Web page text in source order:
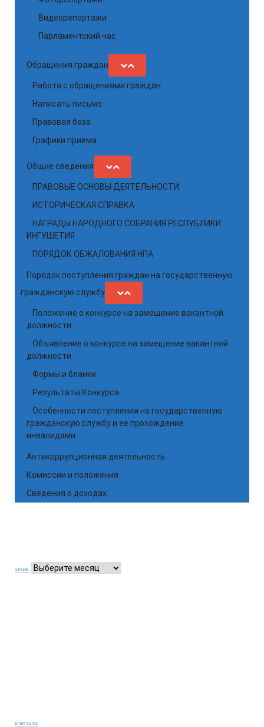
Видеорепортажи
Парламентский час
Обращения граждан
Работа с обращениями граждан
Написать письмо
Правовая база
Графики приема
Общие сведения
ПРАВОВЫЕ ОСНОВЫ ДЕЯТЕЛЬНОСТИ
ИСТОРИЧЕСКАЯ СПРАВКА
НАГРАДЫ НАРОДНОГО СОБРАНИЯ РЕСПУБЛИКИ
ИНГУШЕТИЯ
ПОРЯДОК ОБЖАЛОВАНИЯ НПА
Порядок поступления граждан на государственную
гражданскую службу
Положение о конкурсе на замещение вакантной
должности
Объявление о конкурсе на замещение вакантной
должности
Формы и бланки
Результаты Конкурса
Особенности поступления на государственную
гражданскую службу и ее прохождение
инвалидами
Антикоррупционная деятельность
Комиссии и положения
Сведения о доходах
АРХИВ
КОНТАКТЫ